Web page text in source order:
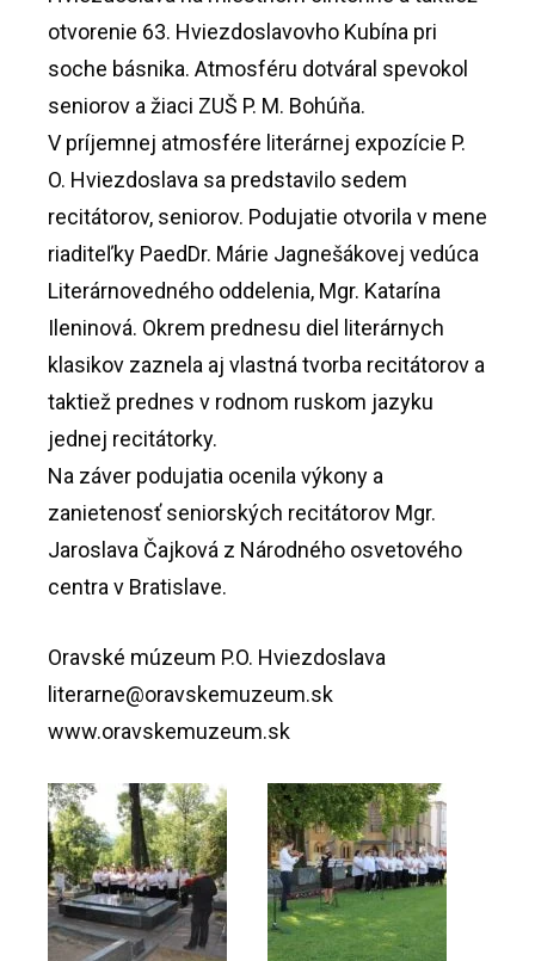
otvorenie 63. Hviezdoslavovho Kubína pri
soche básnika. Atmosféru dotváral spevokol
seniorov a žiaci ZUŠ P. M. Bohúňa.
V príjemnej atmosfére literárnej expozície P.
O. Hviezdoslava sa predstavilo sedem
recitátorov, seniorov. Podujatie otvorila v mene
riaditeľky PaedDr. Márie Jagnešákovej vedúca
Literárnovedného oddelenia, Mgr. Katarína
Ileninová. Okrem prednesu diel literárnych
klasikov zaznela aj vlastná tvorba recitátorov a
taktiež prednes v rodnom ruskom jazyku
jednej recitátorky.
Na záver podujatia ocenila výkony a
zanietenosť seniorských recitátorov Mgr.
Jaroslava Čajková z Národného osvetového
centra v Bratislave.
Oravské múzeum P.O. Hviezdoslava
literarne@oravskemuzeum.sk
www.oravskemuzeum.sk